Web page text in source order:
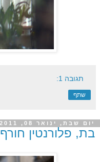
תגובה 1:
שתף
יום שבת, ינואר 08, 2011
בת, פלורנטין חורף 2011